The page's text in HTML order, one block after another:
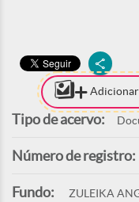
Tipo de acervo:
Número de registro:
Fundo: ZULEIKA